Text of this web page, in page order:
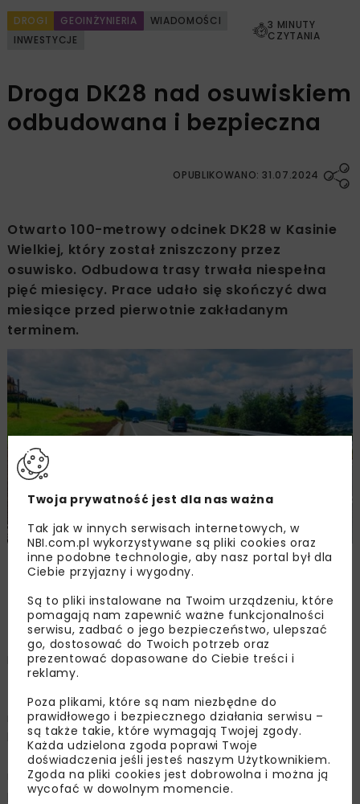
DROGI GEOINŻYNIERIA
WIADOMOŚCI
INWESTYCJE
3 MINUTY
CZYTANIA
Droga DK28 nad osuwiskiem
odbudowana i bezpieczna
OPUBLIKOWANO: 31.07.2024
Otwarto 100-metrowy odcinek DK28 w Kasinie
Wielkiej, który został zniszczony przez
osuwisko. Odbudowa trasy trwała niespełna
pięć miesięcy. Prace udało się skończyć dwa
miesiące przed pierwotnie zakładanym
terminem.
Fot. Generalna Dyrekcja Dróg Krajowych i Autostrad
Oddział Kraków
Zakres prac
Kluczowe dla szybkiego zakończenia naprawy
zniszczonego odcinka były bardzo dobra organizacja i
tempo prac oraz sprzyjająca wiosną pogoda. Podczas
robót nie doszło do żadnych nieprzewidzianych sytuacji,
które na takim osuwisku są istotnym ryzykiem. Wyniki
zeszłorocznych badań geologicznych i przygotowanych
na ich podstawie modeli obliczeniowych w pełni
potwierdziły się podczas wiercenia pali i wbijania kotew.
Twoja prywatność jest dla nas ważna
Tak jak w innych serwisach internetowych, w
NBI.com.pl wykorzystywane są pliki cookies oraz
inne podobne technologie, aby nasz portal był dla
Ciebie przyjazny i wygodny.
Są to pliki instalowane na Twoim urządzeniu, które
pomagają nam zapewnić ważne funkcjonalności
serwisu, zadbać o jego bezpieczeństwo, ulepszać
go, dostosować do Twoich potrzeb oraz
prezentować dopasowane do Ciebie treści i
reklamy.
Poza plikami, które są nam niezbędne do
prawidłowego i bezpiecznego działania serwisu –
są także takie, które wymagają Twojej zgody.
Każda udzielona zgoda poprawi Twoje
doświadczenia jeśli jesteś naszym Użytkownikiem.
Zgoda na pliki cookies jest dobrowolna i można ją
wycofać w dowolnym momencie.